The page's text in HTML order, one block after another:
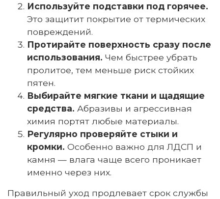
Используйте подставки под горячее.
Это защитит покрытие от термических
повреждений.
Протирайте поверхность сразу после
использования. Чем быстрее убрать
пролитое, тем меньше риск стойких
пятен.
Выбирайте мягкие ткани и щадящие
средства. Абразивы и агрессивная
химия портят любые материалы.
Регулярно проверяйте стыки и
кромки. Особенно важно для ЛДСП и
камня — влага чаще всего проникает
именно через них.
Правильный уход продлевает срок службы